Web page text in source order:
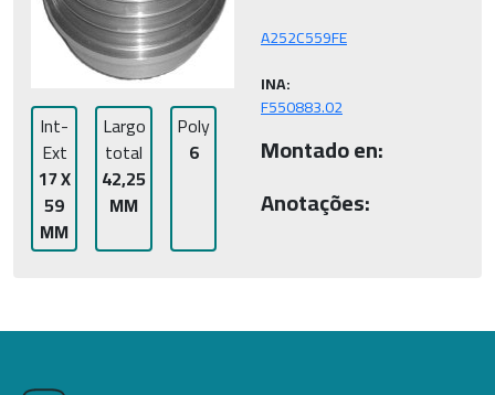
Int-
Ext
17 X
59
MM
Largo
total
42,25
MM
Poly
6
INA:
F550883.02
Montado en:
Anotações: